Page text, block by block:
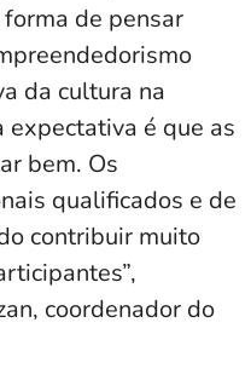
de pensar
da cultura na
expectativa é que as
bem. Os
qualificados e de
contribuir muito
coordenador do